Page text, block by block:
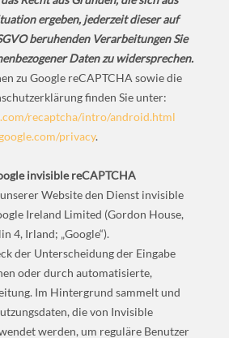
ergeben, jederzeit dieser auf
beruhenden Verarbeitungen Sie
Daten zu widersprechen.
zu Google reCAPTCHA sowie die
finden Sie unter:
recaptcha/intro/android.html
privacy.
invisible reCAPTCHA
Website den Dienst invisible
Ireland Limited (Gordon House,
4, Irland; „Google“).
der Unterscheidung der Eingabe
oder durch automatisierte,
Im Hintergrund sammelt und
die von Invisible
werden, um reguläre Benutzer